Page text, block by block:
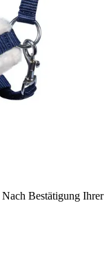
Nach Bestätigung Ihrer